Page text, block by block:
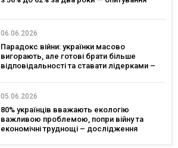
06.06.2026
Парадокс війни: українки масово
вигорають, але готові брати більше
відповідальності та ставати лідерками –
05.06.2026
80% українців вважають екологію
важливою проблемою, попри війну та
економічні труднощі – дослідження